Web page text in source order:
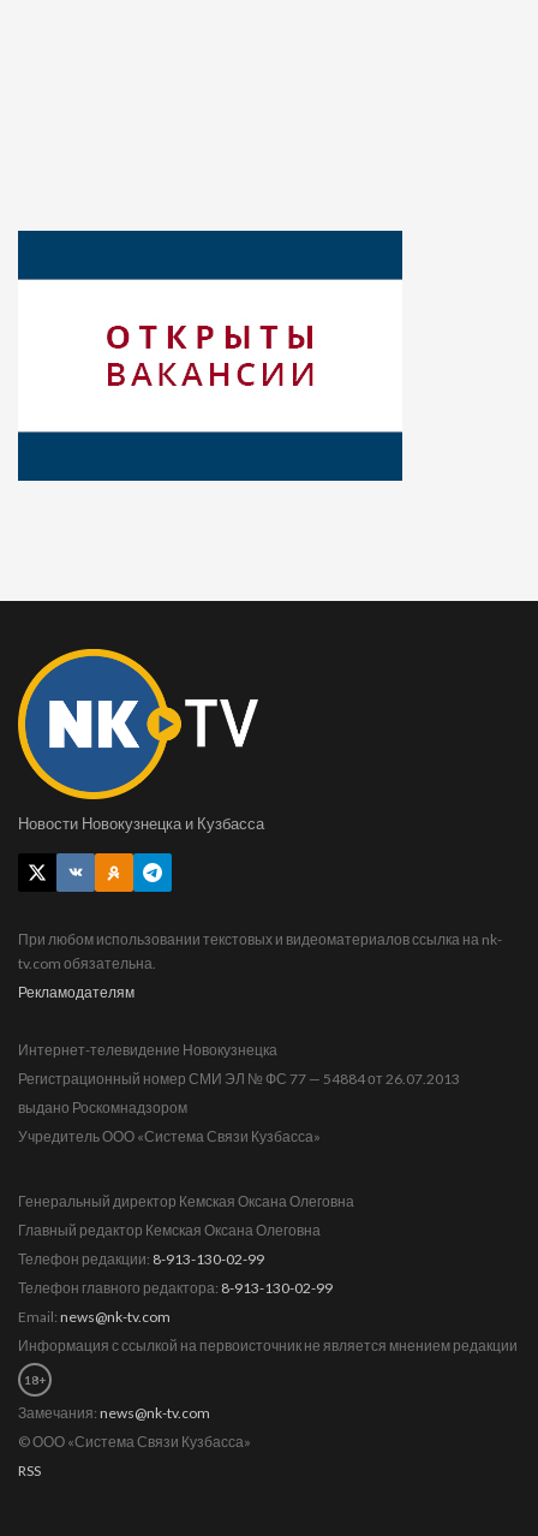
Новости Новокузнецка и Кузбасса
При любом использовании текстовых и видеоматериалов ссылка на nk-
tv.com обязательна.
Рекламодателям
Интернет-телевидение Новокузнецка
Регистрационный номер СМИ ЭЛ № ФС 77 — 54884 от 26.07.2013
выдано Роскомнадзором
Учредитель ООО «Система Связи Кузбасса»
Генеральный директор Кемская Оксана Олеговна
Главный редактор Кемская Оксана Олеговна
Телефон редакции: 8-913-130-02-99
Телефон главного редактора: 8-913-130-02-99
Email: news@nk-tv.com
Информация с ссылкой на первоисточник не является мнением редакции
18+
Замечания: news@nk-tv.com
© ООО «Система Связи Кузбасса»
RSS